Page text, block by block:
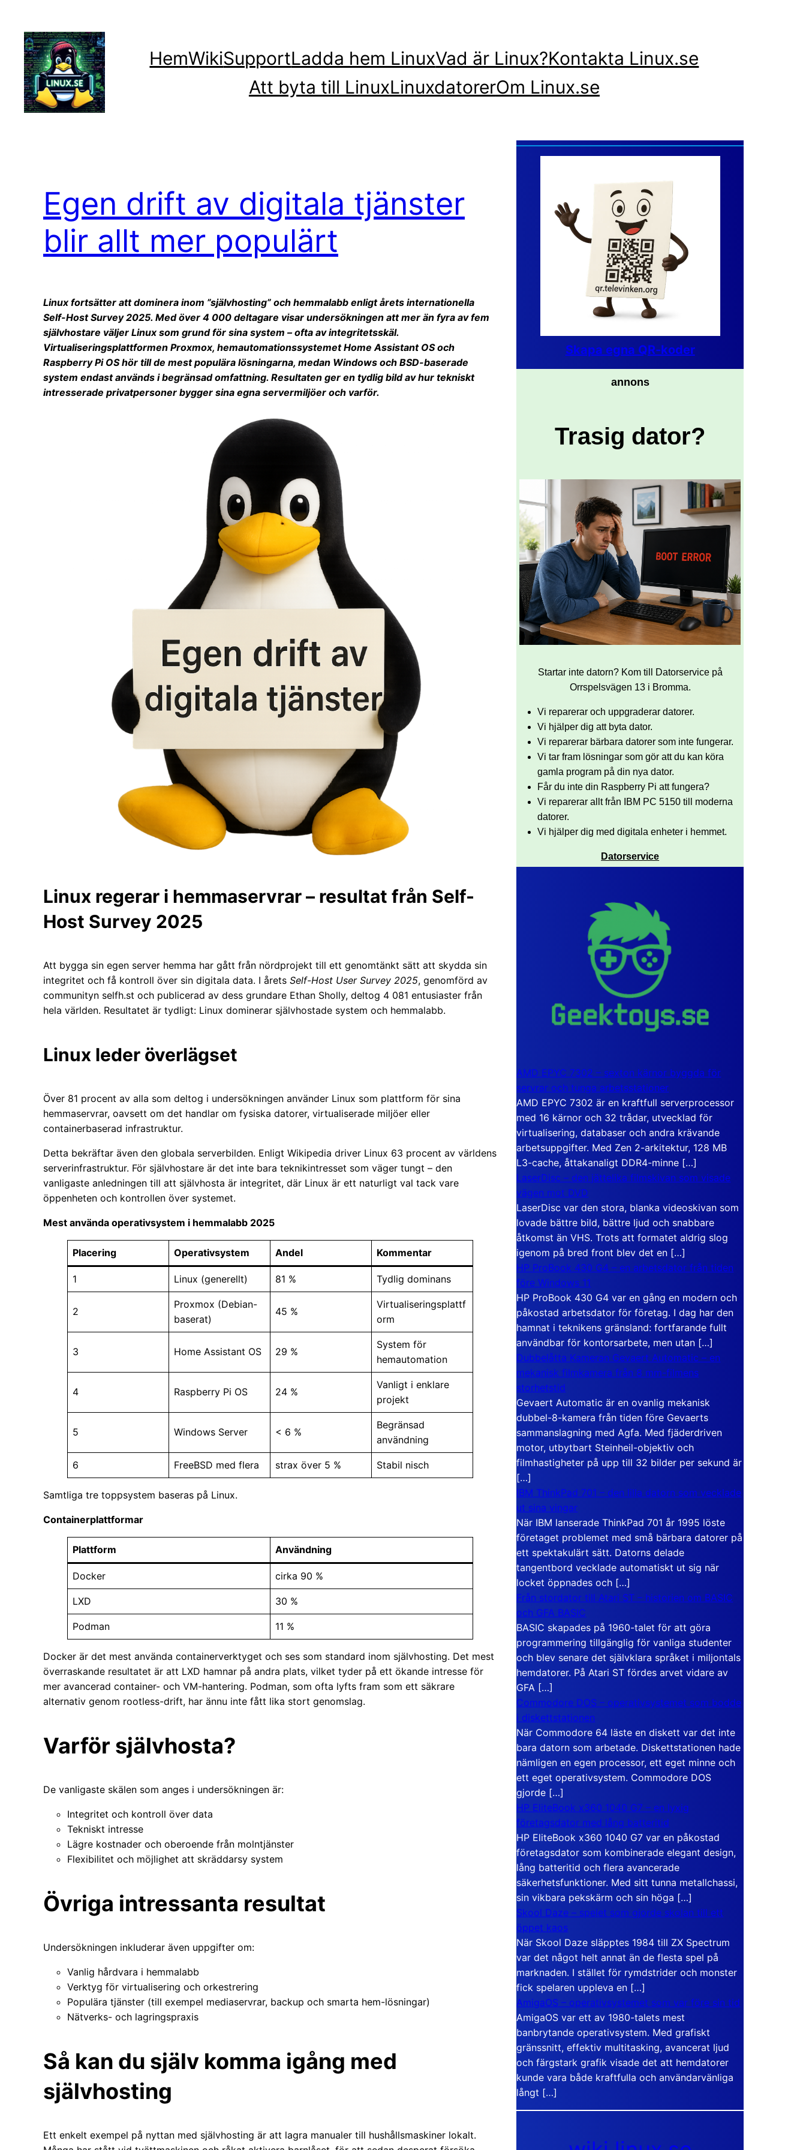
innehåll
HemWikiSupportLadda hem LinuxVad är Linux?Kontakta Linux.se
Att byta till LinuxLinuxdatorerOm Linux.se
Egen drift av digitala tjänster
blir allt mer populärt
Linux fortsätter att dominera inom ”självhosting” och hemmalabb enligt årets internationella
Self-Host Survey 2025. Med över 4 000 deltagare visar undersökningen att mer än fyra av fem
självhostare väljer Linux som grund för sina system – ofta av integritetsskäl.
Virtualiseringsplattformen Proxmox, hemautomationssystemet Home Assistant OS och
Raspberry Pi OS hör till de mest populära lösningarna, medan Windows och BSD-baserade
system endast används i begränsad omfattning. Resultaten ger en tydlig bild av hur tekniskt
intresserade privatpersoner bygger sina egna servermiljöer och varför.
Linux regerar i hemmaservrar – resultat från Self-
Host Survey 2025
Att bygga sin egen server hemma har gått från nördprojekt till ett genomtänkt sätt att skydda sin
integritet och få kontroll över sin digitala data. I årets Self-Host User Survey 2025, genomförd av
communityn selfh.st och publicerad av dess grundare Ethan Sholly, deltog 4 081 entusiaster från
hela världen. Resultatet är tydligt: Linux dominerar självhostade system och hemmalabb.
Linux leder överlägset
Över 81 procent av alla som deltog i undersökningen använder Linux som plattform för sina
hemmaservrar, oavsett om det handlar om fysiska datorer, virtualiserade miljöer eller
containerbaserad infrastruktur.
Detta bekräftar även den globala serverbilden. Enligt Wikipedia driver Linux 63 procent av världens
serverinfrastruktur. För självhostare är det inte bara teknikintresset som väger tungt – den
vanligaste anledningen till att självhosta är integritet, där Linux är ett naturligt val tack vare
öppenheten och kontrollen över systemet.
Mest använda operativsystem i hemmalabb 2025
Placering Operativsystem Andel Kommentar
1 Linux (generellt) 81 % Tydlig dominans
2
Proxmox (Debian-
baserat)
45 %
Virtualiseringsplattf
orm
3 Home Assistant OS 29 %
System för
hemautomation
4 Raspberry Pi OS 24 %
Vanligt i enklare
projekt
5 Windows Server < 6 %
Begränsad
användning
6 FreeBSD med flera strax över 5 % Stabil nisch
Samtliga tre toppsystem baseras på Linux.
Containerplattformar
Plattform Användning
Docker cirka 90 %
LXD 30 %
Podman 11 %
Docker är det mest använda containerverktyget och ses som standard inom självhosting. Det mest
överraskande resultatet är att LXD hamnar på andra plats, vilket tyder på ett ökande intresse för
mer avancerad container- och VM-hantering. Podman, som ofta lyfts fram som ett säkrare
alternativ genom rootless-drift, har ännu inte fått lika stort genomslag.
Varför självhosta?
De vanligaste skälen som anges i undersökningen är:
Integritet och kontroll över data
Tekniskt intresse
Lägre kostnader och oberoende från molntjänster
Flexibilitet och möjlighet att skräddarsy system
Övriga intressanta resultat
Undersökningen inkluderar även uppgifter om:
Vanlig hårdvara i hemmalabb
Verktyg för virtualisering och orkestrering
Populära tjänster (till exempel mediaservrar, backup och smarta hem-lösningar)
Nätverks- och lagringspraxis
Så kan du själv komma igång med
självhosting
Ett enkelt exempel på nyttan med självhosting är att lagra manualer till hushållsmaskiner lokalt.
Skapa egna QR-koder
annons
Trasig dator?
Startar inte datorn? Kom till Datorservice på
Orrspelsvägen 13 i Bromma.
Vi reparerar och uppgraderar datorer.
Vi hjälper dig att byta dator.
Vi reparerar bärbara datorer som inte fungerar.
Vi tar fram lösningar som gör att du kan köra
gamla program på din nya dator.
Får du inte din Raspberry Pi att fungera?
Vi reparerar allt från IBM PC 5150 till moderna
datorer.
Vi hjälper dig med digitala enheter i hemmet.
Datorservice
AMD EPYC 7302 – sexton kärnor byggda för
servrar och tunga arbetsstationer
AMD EPYC 7302 är en kraftfull serverprocessor
med 16 kärnor och 32 trådar, utvecklad för
virtualisering, databaser och andra krävande
arbetsuppgifter. Med Zen 2-arkitektur, 128 MB
L3-cache, åttakanaligt DDR4-minne […]
LaserDisc – den jättelika filmskivan som visade
vägen mot DVD
LaserDisc var den stora, blanka videoskivan som
lovade bättre bild, bättre ljud och snabbare
åtkomst än VHS. Trots att formatet aldrig slog
igenom på bred front blev det en […]
HP ProBook 430 G4 – en arbetsdator från tiden
före Windows 11
HP ProBook 430 G4 var en gång en modern och
påkostad arbetsdator för företag. I dag har den
hamnat i teknikens gränsland: fortfarande fullt
användbar för kontorsarbete, men utan […]
Dubbelåtta Kameran Gevaert Automatic – en
mekanisk filmkamera från 8 mm-filmens
storhetstid
Gevaert Automatic är en ovanlig mekanisk
dubbel-8-kamera från tiden före Gevaerts
sammanslagning med Agfa. Med fjäderdriven
motor, utbytbart Steinheil-objektiv och
filmhastigheter på upp till 32 bilder per sekund är
[…]
IBM ThinkPad 701 – den lilla datorn som vecklade
ut sina vingar
När IBM lanserade ThinkPad 701 år 1995 löste
företaget problemet med små bärbara datorer på
ett spektakulärt sätt. Datorns delade
tangentbord vecklade automatiskt ut sig när
locket öppnades och […]
Från stordator till Atari ST – historien om BASIC
och GFA BASIC
BASIC skapades på 1960-talet för att göra
programmering tillgänglig för vanliga studenter
och blev senare det självklara språket i miljontals
hemdatorer. På Atari ST fördes arvet vidare av
GFA […]
Commodore DOS – operativsystemet som bodde
i diskettstationen
När Commodore 64 läste en diskett var det inte
bara datorn som arbetade. Diskettstationen hade
nämligen en egen processor, ett eget minne och
ett eget operativsystem. Commodore DOS
gjorde […]
HP EliteBook x360 1040 G7 – en lyxig
företagsdator med lång batteritid
HP EliteBook x360 1040 G7 var en påkostad
företagsdator som kombinerade elegant design,
lång batteritid och flera avancerade
säkerhetsfunktioner. Med sitt tunna metallchassi,
sin vikbara pekskärm och sin höga […]
Skool Daze – spelet som gjorde skolan till ett
öppet kaos
När Skool Daze släpptes 1984 till ZX Spectrum
var det något helt annat än de flesta spel på
marknaden. I stället för rymdstrider och monster
fick spelaren uppleva en […]
AmigaOS – operativsystemet som var före sin tid
AmigaOS var ett av 1980-talets mest
banbrytande operativsystem. Med grafiskt
gränssnitt, effektiv multitasking, avancerat ljud
och färgstark grafik visade det att hemdatorer
kunde vara både kraftfulla och användarvänliga
långt […]